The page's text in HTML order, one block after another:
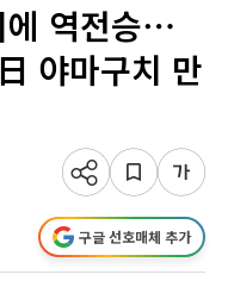
에 역전승⋯
야마구치 만
구글 선호매체 추가